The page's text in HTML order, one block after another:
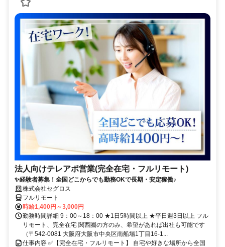
法人向けテレアポ営業(完全在宅・フルリモート)
✨経験者募集！全国どこからでも勤務OKで長期・安定稼働♪
株式会社セグロス
フルリモート
時給1,400円～3,000円
勤務時間詳細 9：00～18：00 ★1日5時間以上 ★平日週3日以上 フル
リモート、完全在宅 関西圏の方のみ、希望があれば出社も可能です
（〒542-0081 大阪府大阪市中央区南船場1丁目16-1...
仕事内容 ✅【完全在宅・フルリモート】 自宅や好きな場所から全国